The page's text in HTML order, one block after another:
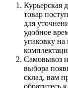
Курьерская
товар
для
удобное
упаковку на
Самовывоз
выбора
склад, вам
обратитесь